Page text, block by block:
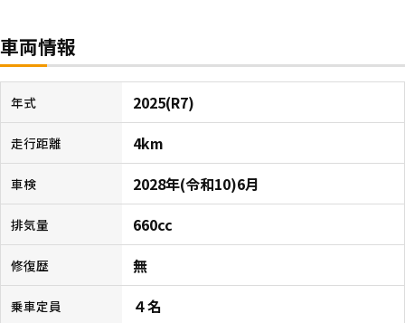
車両情報
年式 2025(R7)
走行距離 4km
車検 2028年(令和10)6月
排気量 660cc
修復歴 無
乗車定員 ４名